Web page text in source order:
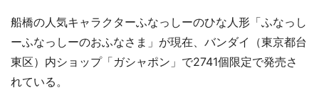
船橋の人気キャラクターふなっしーのひな人形「ふなっし
ーふなっしーのおふなさま」が現在、バンダイ（東京都台
東区）内ショップ「ガシャポン」で2741個限定で発売さ
れている。